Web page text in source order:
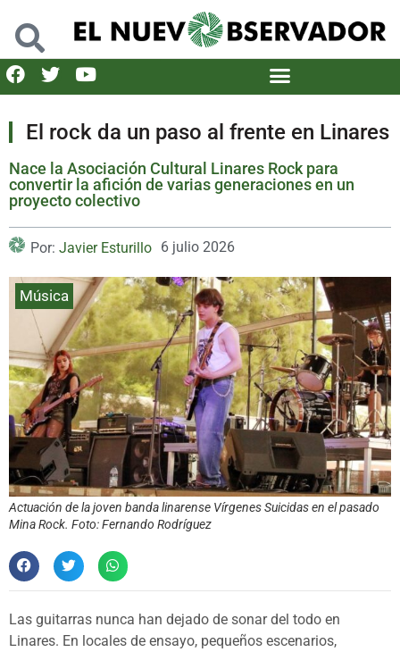
El rock da un paso al frente en Linares
Nace la Asociación Cultural Linares Rock para
convertir la afición de varias generaciones en un
proyecto colectivo
Por: Javier Esturillo 6 julio 2026
Música
Actuación de la joven banda linarense Vírgenes Suicidas en el pasado
Mina Rock. Foto: Fernando Rodríguez
Las guitarras nunca han dejado de sonar del todo en
Linares. En locales de ensayo, pequeños escenarios,